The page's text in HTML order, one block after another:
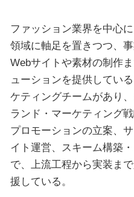
ファッション業界を中心
領域に軸足を置きつつ、
Webサイトや素材の制作
ューションを提供してい
ケティングチームがあり
ランド・マーケティング
プロモーションの立案、
イト運営、スキーム構築
で、上流工程から実装ま
援している。